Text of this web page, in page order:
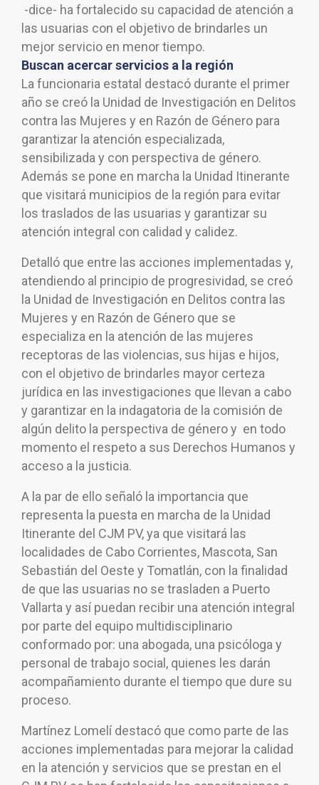
-dice- ha fortalecido su capacidad de atención a
las usuarias con el objetivo de brindarles un
mejor servicio en menor tiempo.
Buscan acercar servicios a la región
La funcionaria estatal destacó durante el primer
año se creó la Unidad de Investigación en Delitos
contra las Mujeres y en Razón de Género para
garantizar la atención especializada,
sensibilizada y con perspectiva de género.
Además se pone en marcha la Unidad Itinerante
que visitará municipios de la región para evitar
los traslados de las usuarias y garantizar su
atención integral con calidad y calidez.
Detalló que entre las acciones implementadas y,
atendiendo al principio de progresividad, se creó
la Unidad de Investigación en Delitos contra las
Mujeres y en Razón de Género que se
especializa en la atención de las mujeres
receptoras de las violencias, sus hijas e hijos,
con el objetivo de brindarles mayor certeza
jurídica en las investigaciones que llevan a cabo
y garantizar en la indagatoria de la comisión de
algún delito la perspectiva de género y en todo
momento el respeto a sus Derechos Humanos y
acceso a la justicia.
A la par de ello señaló la importancia que
representa la puesta en marcha de la Unidad
Itinerante del CJM PV, ya que visitará las
localidades de Cabo Corrientes, Mascota, San
Sebastián del Oeste y Tomatlán, con la finalidad
de que las usuarias no se trasladen a Puerto
Vallarta y así puedan recibir una atención integral
por parte del equipo multidisciplinario
conformado por: una abogada, una psicóloga y
personal de trabajo social, quienes les darán
acompañamiento durante el tiempo que dure su
proceso.
Martínez Lomelí destacó que como parte de las
acciones implementadas para mejorar la calidad
en la atención y servicios que se prestan en el